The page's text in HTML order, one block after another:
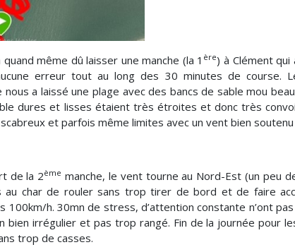
même dû laisser une manche (la 1 ère) à Clément qui
erreur tout au long des 30 minutes de course.
nous a laissé une plage avec des bancs de sable mou
dures et lisses étaient très étroites et donc très
et parfois même limites avec un vent bien
de la 2ème manche, le vent tourne au Nord-Est (un peu
au char de rouler sans trop tirer de bord et de faire
100km/h. 30mn de stress, d’attention constante n’ont
bien irrégulier et pas trop rangé. Fin de la journée pour
trop de casses.